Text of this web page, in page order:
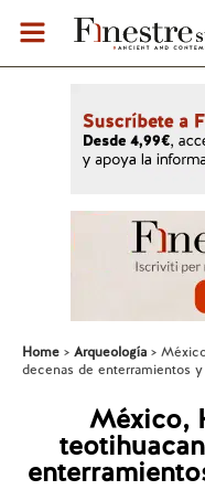
Home Arqueología
decenas de enterramientos
México,